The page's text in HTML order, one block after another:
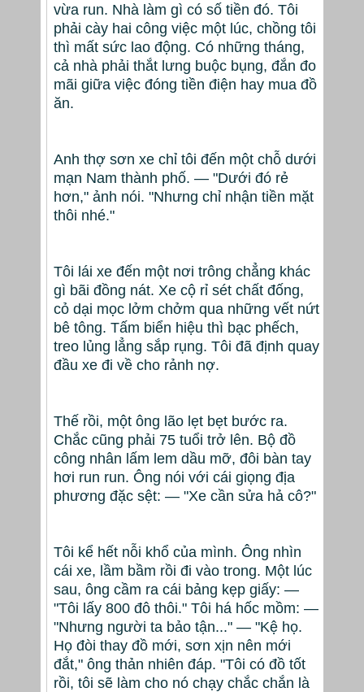
vừa run. Nhà làm gì có số tiền đó. Tôi
phải cày hai công việc một lúc, chồng tôi
thì mất sức lao động. Có những tháng,
cả nhà phải thắt lưng buộc bụng, đắn đo
mãi giữa việc đóng tiền điện hay mua đồ
ăn.
Anh thợ sơn xe chỉ tôi đến một chỗ dưới
mạn Nam thành phố. — "Dưới đó rẻ
hơn," ảnh nói. "Nhưng chỉ nhận tiền mặt
thôi nhé."
Tôi lái xe đến một nơi trông chẳng khác
gì bãi đồng nát. Xe cộ rỉ sét chất đống,
cỏ dại mọc lởm chởm qua những vết nứt
bê tông. Tấm biển hiệu thì bạc phếch,
treo lủng lẳng sắp rụng. Tôi đã định quay
đầu xe đi về cho rảnh nợ.
Thế rồi, một ông lão lẹt bẹt bước ra.
Chắc cũng phải 75 tuổi trở lên. Bộ đồ
công nhân lấm lem dầu mỡ, đôi bàn tay
hơi run run. Ông nói với cái giọng địa
phương đặc sệt: — "Xe cần sửa hả cô?"
Tôi kể hết nỗi khổ của mình. Ông nhìn
cái xe, lầm bầm rồi đi vào trong. Một lúc
sau, ông cầm ra cái bảng kẹp giấy: —
"Tôi lấy 800 đô thôi." Tôi há hốc mồm: —
"Nhưng người ta bảo tận..." — "Kệ họ.
Họ đòi thay đồ mới, sơn xịn nên mới
đắt," ông thản nhiên đáp. "Tôi có đồ tốt
rồi, tôi sẽ làm cho nó chạy chắc chắn là